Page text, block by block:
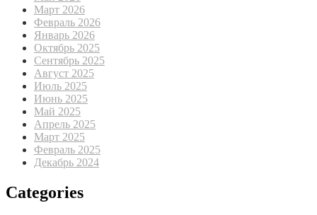
Март 2026
Февраль 2026
Январь 2026
Октябрь 2025
Сентябрь 2025
Август 2025
Июль 2025
Июнь 2025
Май 2025
Апрель 2025
Март 2025
Февраль 2025
Декабрь 2024
Categories